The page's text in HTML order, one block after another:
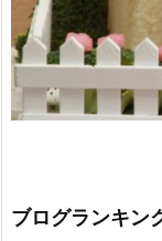
ブログランキン